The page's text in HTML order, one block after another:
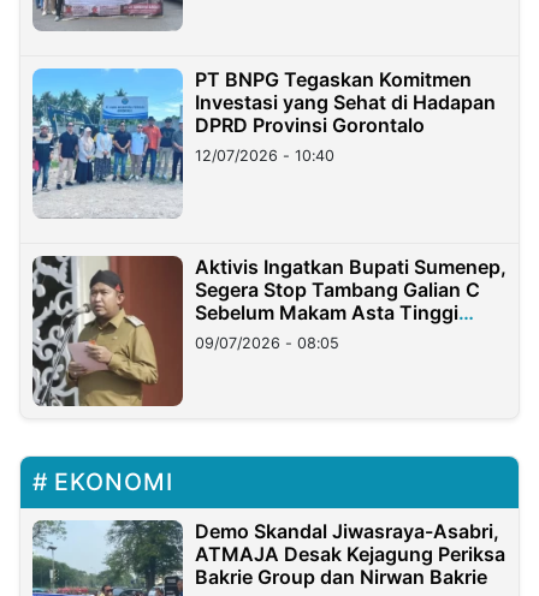
PT BNPG Tegaskan Komitmen
Investasi yang Sehat di Hadapan
DPRD Provinsi Gorontalo
12/07/2026 - 10:40
Aktivis Ingatkan Bupati Sumenep,
Segera Stop Tambang Galian C
Sebelum Makam Asta Tinggi
Longsor
09/07/2026 - 08:05
EKONOMI
Demo Skandal Jiwasraya-Asabri,
ATMAJA Desak Kejagung Periksa
Bakrie Group dan Nirwan Bakrie